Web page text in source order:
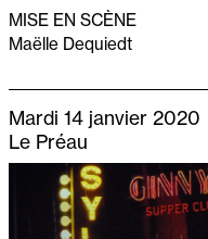
MISE EN SCÈNE
Maëlle Dequiedt
Mardi 14 janvier 2020
Le Préau